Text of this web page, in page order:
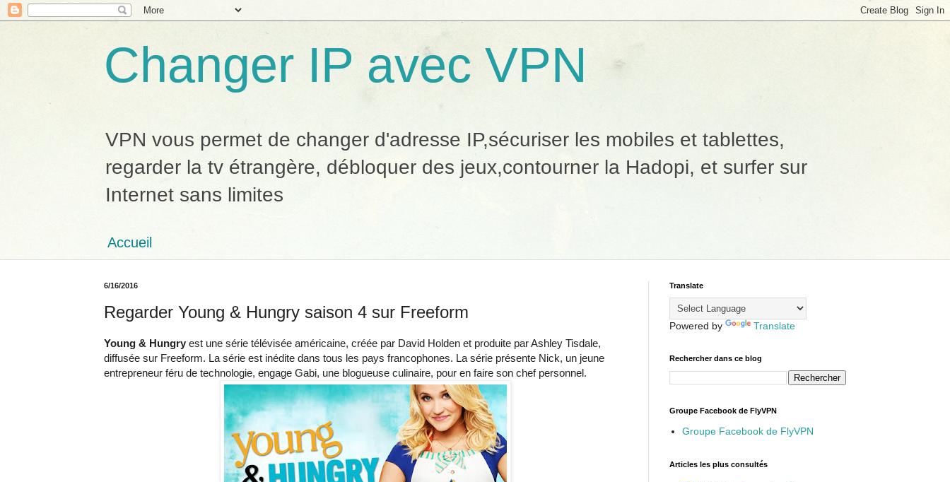
Changer IP avec VPN
VPN vous permet de changer d'adresse IP,sécuriser les mobiles et tablettes,
regarder la tv étrangère, débloquer des jeux,contourner la Hadopi, et surfer sur
Internet sans limites
Accueil
6/16/2016
Regarder Young & Hungry saison 4 sur Freeform
Young & Hungry est une série télévisée américaine, créée par David Holden et produite par Ashley Tisdale,
diffusée sur Freeform. La série est inédite dans tous les pays francophones. La série présente Nick, un jeune
entrepreneur féru de technologie, engage Gabi, une blogueuse culinaire, pour en faire son chef personnel.
Translate
Powered by Translate
Rechercher dans ce blog
Groupe Facebook de FlyVPN
Groupe Facebook de FlyVPN
Articles les plus consultés